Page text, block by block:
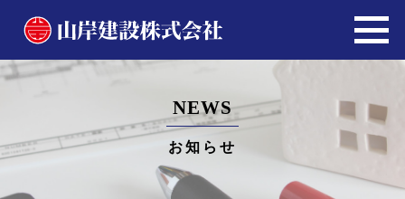
NEWS
お知らせ